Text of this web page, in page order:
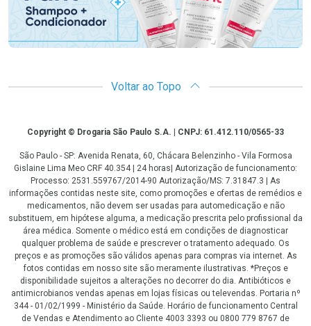
Voltar ao Topo
CopyrightCopyright © Drogaria São Paulo S.A. | CNPJ: 61.412.110/0565-33
São Paulo - SP: Avenida Renata, 60, Chácara Belenzinho - Vila Formosa
Gislaine Lima Meo CRF 40.354 | 24 horas| Autorização de funcionamento:
Processo: 2531.559767/2014-90 Autorização/MS: 7.31847.3 | As
informações contidas neste site, como promoções e ofertas de remédios e
medicamentos, não devem ser usadas para automedicação e não
substituem, em hipótese alguma, a medicação prescrita pelo profissional da
área médica. Somente o médico está em condições de diagnosticar
qualquer problema de saúde e prescrever o tratamento adequado. Os
preços e as promoções são válidos apenas para compras via internet. As
fotos contidas em nosso site são meramente ilustrativas. *Preços e
disponibilidade sujeitos a alterações no decorrer do dia. Antibióticos e
antimicrobianos vendas apenas em lojas físicas ou televendas. Portaria nº
344 - 01/02/1999 - Ministério da Saúde. Horário de funcionamento Central
de Vendas e Atendimento ao Cliente 4003 3393 ou 0800 779 8767 de